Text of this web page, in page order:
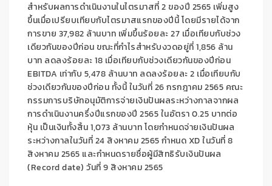
สำหรับผลการดำเนินงานในไตรมาสที่2 ของปี 2565 เพิ่มสูง
ขึ้นเมื่อเปรียบเทียบกับไตรมาสแรกของปีนโดยมีรายได้จาก
การขาย 37,982 ล้านบาท เพิ่มขึ้นร้อยละ27 เมื่อเทียบกับช่วง
เดียวกันของปีก่อน ขณะที่กำไรสำหรับงวดอยู่ที่1,856 ล้าน
บาท ลดลงร้อยละ18 เมื่อเทียบกับช่วงเดียวกันของปีก่อน
EBITDA เท่ากับ 5,478 ล้านบาท ลดลงร้อยละ2 เมื่อเทียบกับ
ช่วงเดียวกันของปีก่อน ทั้งนี้ ในวันที่26กรกฎาคม2565 คณะ
กรรมการบริษัทอนุมัติการจ่ายเงินปันผลระหว่างกาลจากผล
การดำเนินงานครึ่งปีแรกของปี 2565ในอัตรา0.25 บาทต่อ
หุ้น เป็นเงินทั้งสิ้น1,073 ล้านบาท โดยกำหนดจ่ายเงินปันผล
ระหว่างกาลในวันที่24 สิงหาคม2565กำหนด XDในวันที่8
สิงหาคม2565 และกำหนดรายชื่อผู้มีสิทธิรับเงินปันผล
(Record date) วันที่9 สิงหาคม2565